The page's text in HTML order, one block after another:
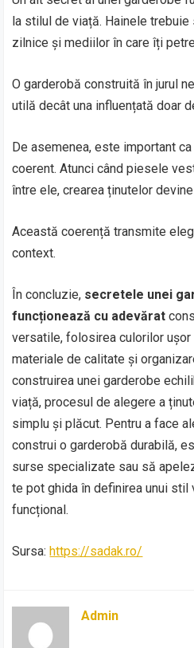
la stilul de viață. Hainele
zilnice și mediilor în care îți
O garderobă construită în jurul
utilă decât una influențată doar
De asemenea, este important
coerent. Atunci când piesele
între ele, crearea ținutelor
Această coerență transmite
context.
În concluzie, secretele unei
funcționează cu adevărat
versatile, folosirea culorilor
materiale de calitate și
construirea unei garderobe
viață, procesul de alegere a
simplu și plăcut. Pentru a face
construi o garderobă durabilă,
surse specializate sau să
te pot ghida în definirea unui
funcțional.
Sursa:https://sadak.ro/
Admin